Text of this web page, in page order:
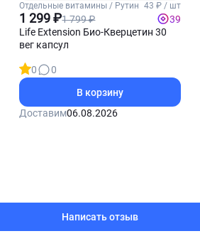
Отдельные витамины / Рутин 43 ₽ / шт
1 299 ₽1 799 ₽
39
Life Extension Био-Кверцетин 30
вег капсул
0
0
В корзину
Доставим06.08.2026
Написать отзыв